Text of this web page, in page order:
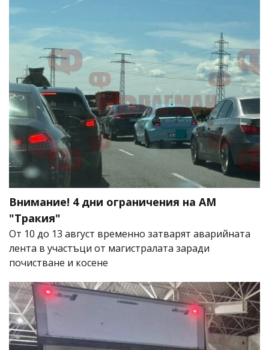
Внимание! 4 дни ограничения на АМ
"Тракия"
От 10 до 13 август временно затварят аварийната
лента в участъци от магистралата заради
почистване и косене